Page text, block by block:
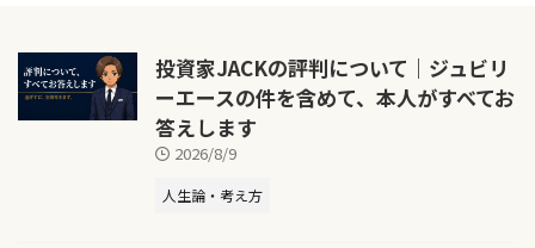
投資家JACKの評判について｜ジュビリ
ーエースの件を含めて、本人がすべてお
答えします
2026/8/9
人生論・考え方